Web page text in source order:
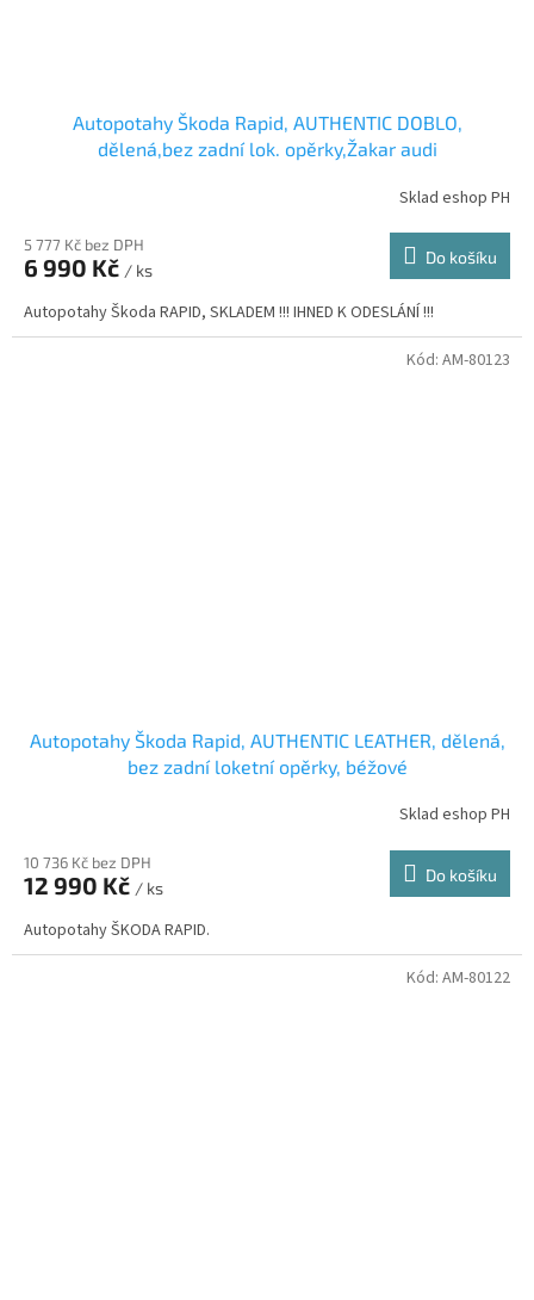
Autopotahy Škoda Rapid, AUTHENTIC DOBLO,
dělená,bez zadní lok. opěrky,Žakar audi
Sklad eshop PH
5 777 Kč bez DPH
6 990 Kč / ks
Do košíku
Autopotahy Škoda RAPID, SKLADEM !!! IHNED K ODESLÁNÍ !!!
Autopotahy Škoda Rapid, AUTHENTIC LEATHER, dělená,
bez zadní loketní opěrky, béžové
Sklad eshop PH
10 736 Kč bez DPH
12 990 Kč / ks
Do košíku
Autopotahy ŠKODA RAPID.
Kód: AM-80123
Kód: AM-80122